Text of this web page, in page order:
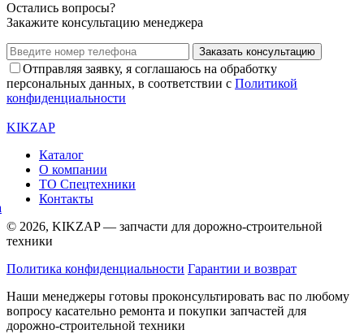
Остались вопросы?
Закажите консультацию менеджера
Заказать консультацию
Отправляя заявку, я соглашаюсь на обработку
персональных данных, в соответствии с Политикой
конфиденциальности
KIKZAP
Каталог
О компании
ТО Спецтехники
Контакты
© 2026, KIKZAP — запчасти для дорожно-строительной
техники
Политика конфиденциальности Гарантии и возврат
Наши менеджеры готовы проконсультировать вас по любому
вопросу касательно ремонта и покупки запчастей для
дорожно-строительной техники